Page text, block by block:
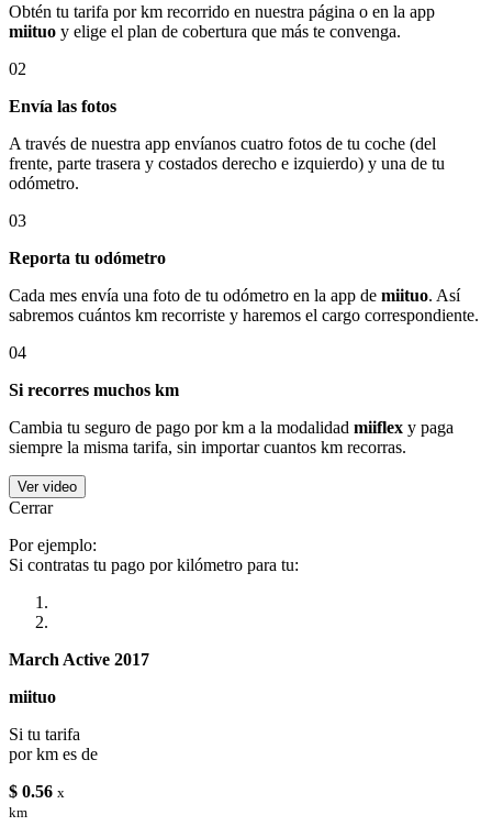
Obtén tu tarifa por km recorrido en nuestra página o en la app
miituo y elige el plan de cobertura que más te convenga.
02
Envía las fotos
A través de nuestra app envíanos cuatro fotos de tu coche (del
frente, parte trasera y costados derecho e izquierdo) y una de tu
odómetro.
03
Reporta tu odómetro
Cada mes envía una foto de tu odómetro en la app de miituo. Así
sabremos cuántos km recorriste y haremos el cargo correspondiente.
04
Si recorres muchos km
Cambia tu seguro de pago por km a la modalidad miiflex y paga
siempre la misma tarifa, sin importar cuantos km recorras.
Ver video
Cerrar
Por ejemplo:
Si contratas tu pago por kilómetro para tu:
March Active 2017
miituo
Si tu tarifa
por km es de
$ 0.56 x
km